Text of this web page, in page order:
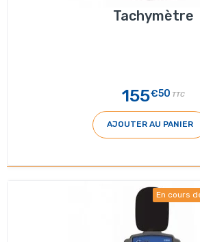
Tachymètre
155€50 TTC
AJOUTER AU PANIER
En cours